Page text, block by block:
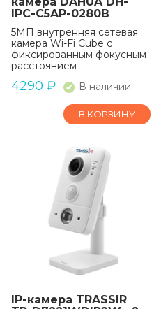
IPC-C5AP-0280B
5МП внутренняя сетевая
камера Wi-Fi Cube с
фиксированным фокусным
расстоянием
4290 ₽ В наличии
В КОРЗИНУ
IP-камера TRASSIR